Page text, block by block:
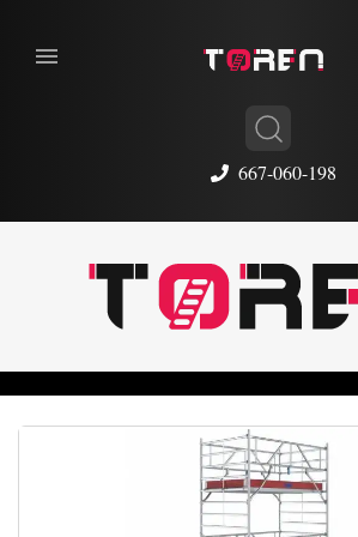
667-060-198
